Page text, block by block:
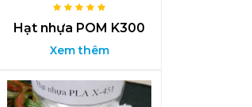
Hạt nhựa POM K300
Xem thêm